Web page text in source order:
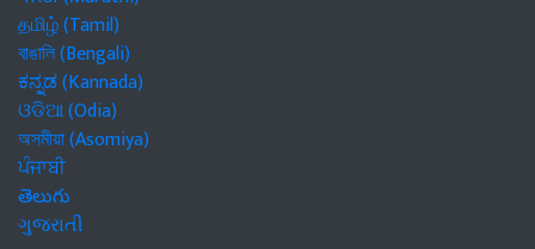
தமிழ் (Tamil)
বাঙালি (Bengali)
ಕನ್ನಡ (Kannada)
ଓଡିଆ (Odia)
অসমীয়া (Asomiya)
ਪੰਜਾਬੀ
తెలుగు
ગુજરાતી